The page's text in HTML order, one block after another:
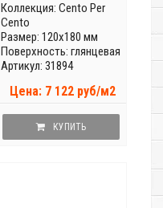
Коллекция: Cento Per
Cento
Размер: 120x180 мм
Поверхность: глянцевая
Артикул: 31894
Цена: 7 122 руб/м2
КУПИТЬ